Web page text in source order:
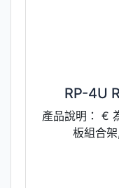
RP-4U
產品說明： €
板組合